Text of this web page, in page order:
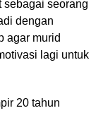
sebagai seorang
dengan
agar murid
lagi untuk
20 tahun